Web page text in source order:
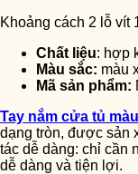
Khoảng cách 2 lỗ vít
Chất liệu: hợp
Màu sắc: màu
Mã sản phẩm:
Tay nắm cửa tủ
dạng tròn, được sản
tác dễ dàng: chỉ cần
dễ dàng và tiện lợi.